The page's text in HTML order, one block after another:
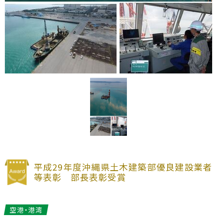
平成29年度沖縄県土木建築部優良建設業者
等表彰　部長表彰受賞
空港・港湾